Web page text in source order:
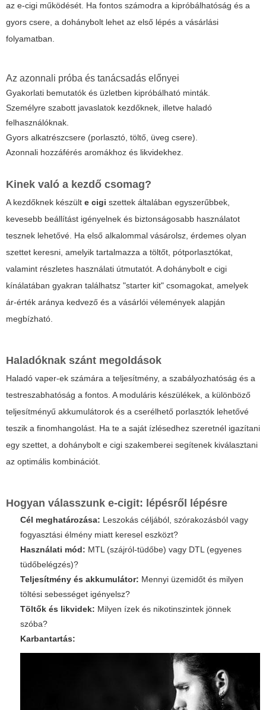
az e-cigi működését. Ha fontos számodra a kipróbálhatóság és a
gyors csere, a dohánybolt lehet az első lépés a vásárlási
folyamatban.
Az azonnali próba és tanácsadás előnyei
Gyakorlati bemutatók és üzletben kipróbálható minták.
Személyre szabott javaslatok kezdőknek, illetve haladó
felhasználóknak.
Gyors alkatrészcsere (porlasztó, töltő, üveg csere).
Azonnali hozzáférés aromákhoz és likvidekhez.
Kinek való a kezdő csomag?
A kezdőknek készült e cigi szettek általában egyszerűbbek,
kevesebb beállítást igényelnek és biztonságosabb használatot
tesznek lehetővé. Ha első alkalommal vásárolsz, érdemes olyan
szettet keresni, amelyik tartalmazza a töltőt, pótporlasztókat,
valamint részletes használati útmutatót. A dohánybolt e cigi
kínálatában gyakran találhatsz "starter kit" csomagokat, amelyek
ár-érték aránya kedvező és a vásárlói vélemények alapján
megbízható.
Haladóknak szánt megoldások
Haladó vaper-ek számára a teljesítmény, a szabályozhatóság és a
testreszabhatóság a fontos. A moduláris készülékek, a különböző
teljesítményű akkumulátorok és a cserélhető porlasztók lehetővé
teszik a finomhangolást. Ha te a saját ízlésedhez szeretnél igazítani
egy szettet, a dohánybolt e cigi szakemberei segítenek kiválasztani
az optimális kombinációt.
Hogyan válasszunk e-cigit: lépésről lépésre
Cél meghatározása: Leszokás céljából, szórakozásból vagy
fogyasztási élmény miatt keresel eszközt?
Használati mód: MTL (szájról-tüdőbe) vagy DTL (egyenes
tüdőbelégzés)?
Teljesítmény és akkumulátor: Mennyi üzemidőt és milyen
töltési sebességet igényelsz?
Töltők és likvidek: Milyen ízek és nikotinszintek jönnek
szóba?
Karbantartás: